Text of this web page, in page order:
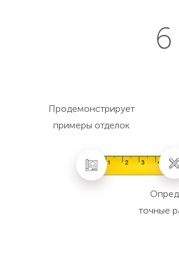
Продемонстрирует
примеры отделок
точные